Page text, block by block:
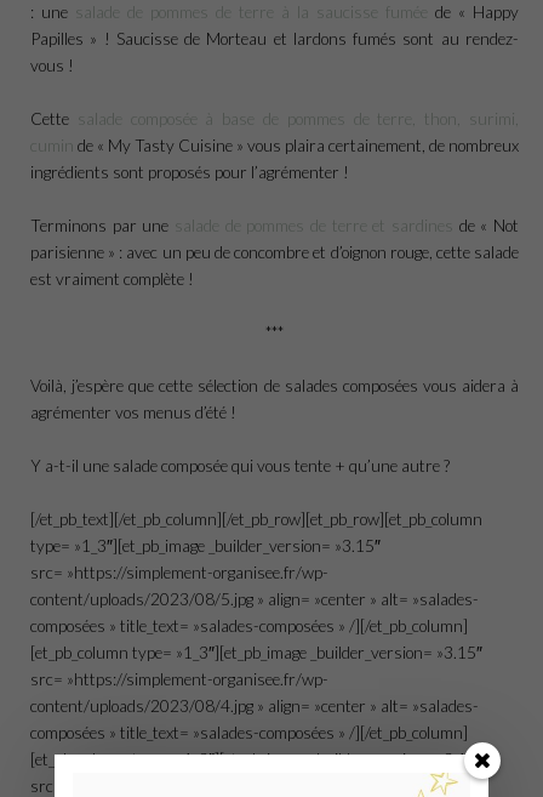
: une salade de pommes de terre à la saucisse fumée
de « Happy
Papilles » ! Saucisse de Morteau et lardons fumés sont au rendez-
vous !
Cette salade composée à base de pommes de terre, thon, surimi,
cumin de « My Tasty Cuisine » vous plaira certainement, de nombreux
ingrédients sont proposés pour l’agrémenter !
Terminons par une salade de pommes de terre et sardines de « Not
parisienne » : avec un peu de concombre et d’oignon rouge, cette salade
est vraiment complète !
***
Voilà, j’espère que cette sélection de salades composées vous aidera à
agrémenter vos menus d’été !
Y a-t-il une salade composée qui vous tente + qu’une autre ?
[/et_pb_text][/et_pb_column][/et_pb_row][et_pb_row][et_pb_column
type= »1_3″][et_pb_image _builder_version= »3.15″
src= »https://simplement-organisee.fr/wp-
content/uploads/2023/08/5.jpg » align= »center » alt= »salades-
composées » title_text= »salades-composées » /][/et_pb_column]
[et_pb_column type= »1_3″][et_pb_image _builder_version= »3.15″
src= »https://simplement-organisee.fr/wp-
content/uploads/2023/08/4.jpg » align= »center » alt= »salades-
composées » title_text= »salades-composées » /][/et_pb_column]
[et_pb_column type= »1_3″][et_pb_image _builder_version= »3.15″
src= »https://simplement-organisee.fr/wp-